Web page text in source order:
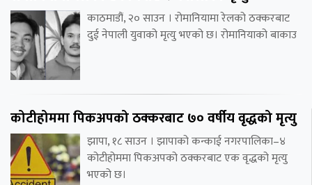
काठमाडौं, २० साउन । रोमानियामा रेलको ठक्करबाट
दुई नेपाली युवाको मृत्यु भएको छ। रोमानियाको बाकाउ
कोटीहोममा पिकअपको ठक्करबाट ७० वर्षीय वृद्धको मृत्यु
झापा, १८ साउन । झापाको कन्काई नगरपालिका–४
कोटीहोममा पिकअपको ठक्करबाट एक वृद्धको मृत्यु
भएको छ।